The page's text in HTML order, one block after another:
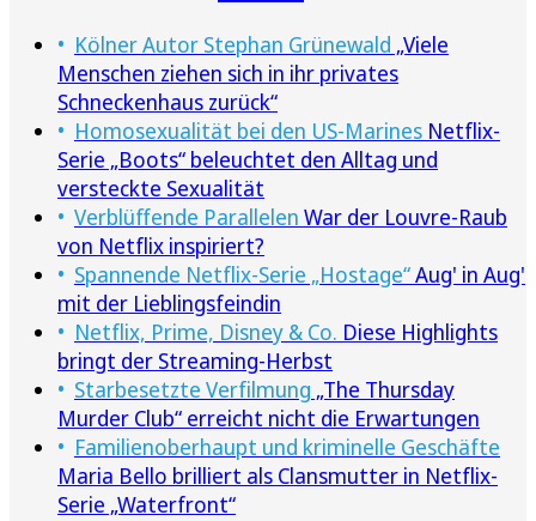
Kölner Autor Stephan Grünewald „Viele
Menschen ziehen sich in ihr privates
Schneckenhaus zurück“
Homosexualität bei den US-Marines Netflix-
Serie „Boots“ beleuchtet den Alltag und
versteckte Sexualität
Verblüffende Parallelen War der Louvre-Raub
von Netflix inspiriert?
Spannende Netflix-Serie „Hostage“Aug' in Aug'
mit der Lieblingsfeindin
Netflix, Prime, Disney & Co. Diese Highlights
bringt der Streaming-Herbst
Starbesetzte Verfilmung „The Thursday
Murder Club“ erreicht nicht die Erwartungen
Familienoberhaupt und kriminelle Geschäfte
Maria Bello brilliert als Clansmutter in Netflix-
Serie „Waterfront“